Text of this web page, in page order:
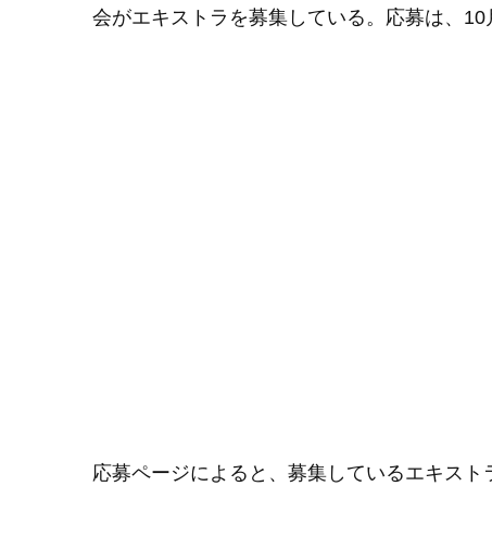
会がエキストラを募集している。応募は、10
応募ページによると、募集しているエキスト